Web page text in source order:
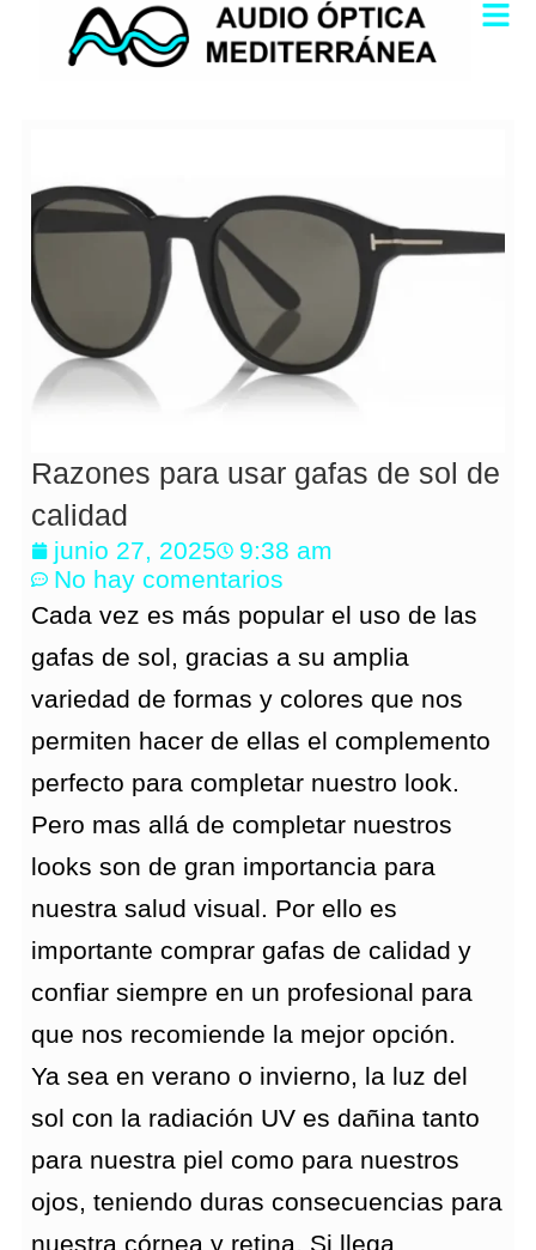
contenido
Razones para usar gafas de sol de
calidad
junio 27, 2025
9:38 am
No hay comentarios
Cada vez es más popular el uso de las
gafas de sol, gracias a su amplia
variedad de formas y colores que nos
permiten hacer de ellas el complemento
perfecto para completar nuestro look.
Pero mas allá de completar nuestros
looks son de gran importancia para
nuestra salud visual. Por ello es
importante comprar gafas de calidad y
confiar siempre en un profesional para
que nos recomiende la mejor opción.
Ya sea en verano o invierno, la luz del
sol con la radiación UV es dañina tanto
para nuestra piel como para nuestros
ojos, teniendo duras consecuencias para
nuestra córnea y retina. Si llega